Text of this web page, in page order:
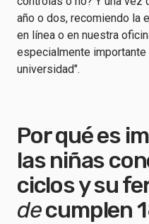
año o dos, recomiendo la
en línea o en nuestra
especialmente
universidad".
Por qué es
las niñas
ciclos y su
decumplen